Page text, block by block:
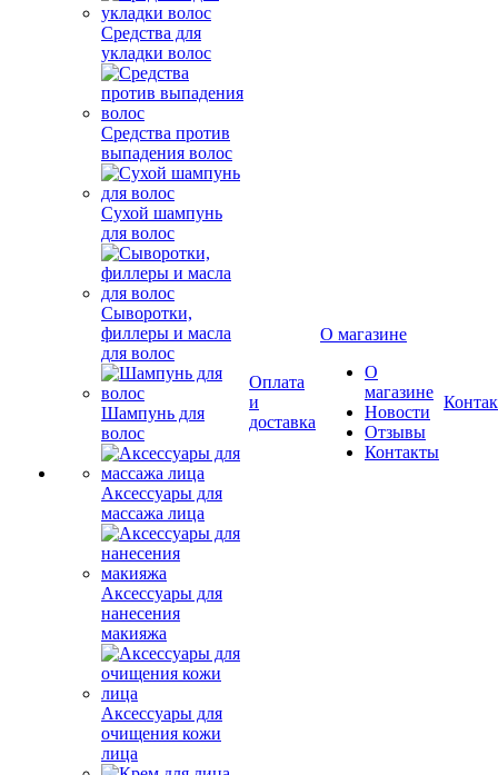
Средства для
укладки волос
Средства против
выпадения волос
Сухой шампунь
для волос
Сыворотки,
филлеры и масла
для волос
Шампунь для
волос
Аксессуары для
массажа лица
Аксессуары для
нанесения
макияжа
Аксессуары для
очищения кожи
лица
Оплата
и
доставка
О магазине
О
магазине
Новости
Отзывы
Контакты